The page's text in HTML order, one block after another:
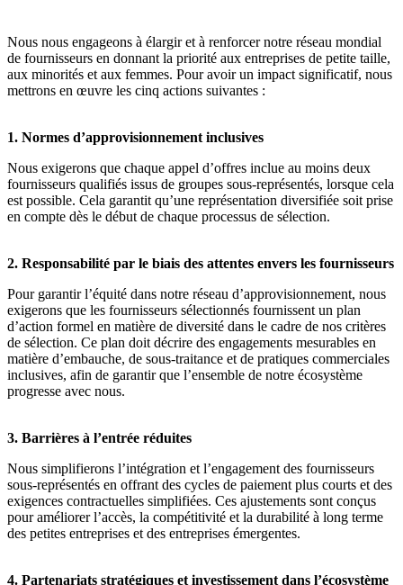
Nous nous engageons à élargir et à renforcer notre réseau mondial
de fournisseurs en donnant la priorité aux entreprises de petite taille,
aux minorités et aux femmes. Pour avoir un impact significatif, nous
mettrons en œuvre les cinq actions suivantes :
1. Normes d’approvisionnement inclusives
Nous exigerons que chaque appel d’offres inclue au moins deux
fournisseurs qualifiés issus de groupes sous-représentés, lorsque cela
est possible. Cela garantit qu’une représentation diversifiée soit prise
en compte dès le début de chaque processus de sélection.
2. Responsabilité par le biais des attentes envers les fournisseurs
Pour garantir l’équité dans notre réseau d’approvisionnement, nous
exigerons que les fournisseurs sélectionnés fournissent un plan
d’action formel en matière de diversité dans le cadre de nos critères
de sélection. Ce plan doit décrire des engagements mesurables en
matière d’embauche, de sous-traitance et de pratiques commerciales
inclusives, afin de garantir que l’ensemble de notre écosystème
progresse avec nous.
3. Barrières à l’entrée réduites
Nous simplifierons l’intégration et l’engagement des fournisseurs
sous-représentés en offrant des cycles de paiement plus courts et des
exigences contractuelles simplifiées. Ces ajustements sont conçus
pour améliorer l’accès, la compétitivité et la durabilité à long terme
des petites entreprises et des entreprises émergentes.
4. Partenariats stratégiques et investissement dans l’écosystème